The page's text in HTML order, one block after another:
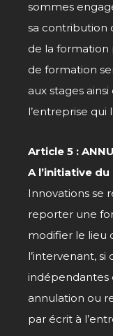
sommes
sa contribution
de la formation
de formation
aux stages
l’entreprise qui
Article 5 :
A l’initiative
Innovations se
reporter une
modifier le lieu
l’intervenant, si
indépendantes
annulation ou
par écrit à